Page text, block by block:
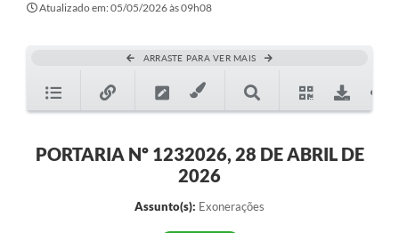
Atualizado em: 05/05/2026 às 09h08
ARRASTE PARA VER MAIS
PORTARIA Nº 1232026, 28 DE ABRIL DE
2026
Assunto(s): Exonerações